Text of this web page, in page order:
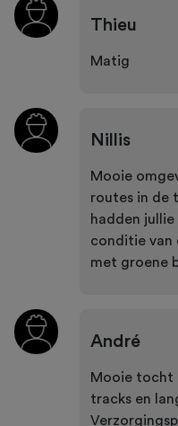
Thieu
Matig
Nillis
Mooie
routes in de
hadden
conditie van
met groene
André
Mooie tocht
tracks en